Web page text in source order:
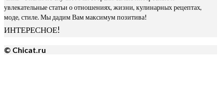
увлекательные статьи о отношениях, жизни, кулинарных рецептах,
моде, стиле. Мы дадим Вам максимум позитива!
ИНТЕРЕСНОЕ!
© Chicat.ru